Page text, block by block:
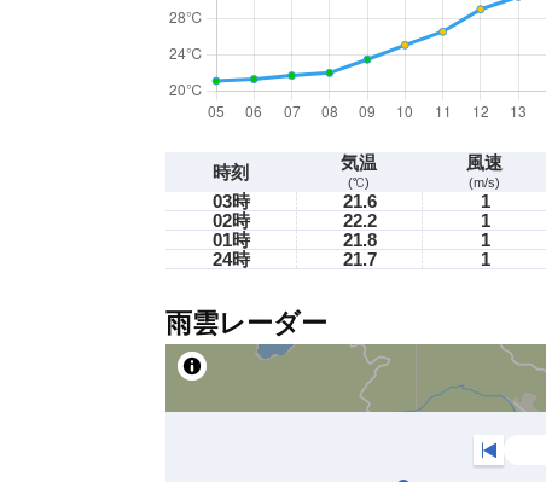
時刻 気温
(℃)
風速
(m/s)
03時 21.6 1
02時
22.2 1
01時
21.8 1
24時
21.7 1
雨雲レーダー